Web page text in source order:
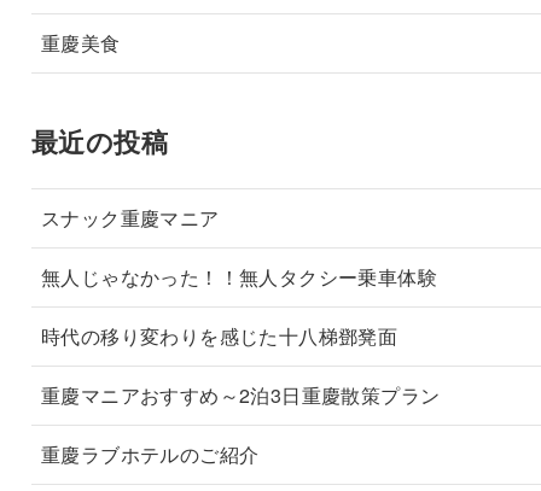
重慶美食
最近の投稿
スナック重慶マニア
無人じゃなかった！！無人タクシー乗車体験
時代の移り変わりを感じた十八梯鄧凳面
重慶マニアおすすめ～2泊3日重慶散策プラン
重慶ラブホテルのご紹介